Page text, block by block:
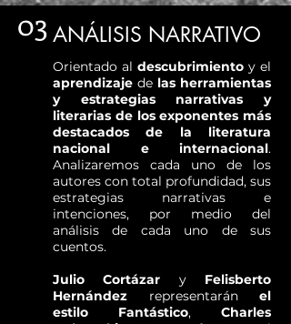
03
Orientado al descubrimiento y el
aprendizaje de las herramientas
y estrategias narrativas y
literarias de los exponentes más
destacados de la literatura
nacional e internacional.
Analizaremos cada uno de los
autores con total profundidad, sus
estrategias narrativas e
intenciones, por medio del
análisis de cada uno de sus
cuentos.
Julio Cortázar y Felisberto
Hernández representarán el
estilo Fantástico, Charles
ANÁLISIS NARRATIVO